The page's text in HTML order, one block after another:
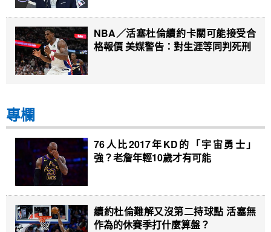
NBA／活塞杜倫續約卡關可能接受合
格報價 美媒警告：對生涯等同判死刑
專欄
76人比2017年KD的「宇宙勇士」
強？老詹年輕10歲才有可能
續約杜倫難解又沒第二持球點 活塞無
作為的休賽季打什麼算盤？